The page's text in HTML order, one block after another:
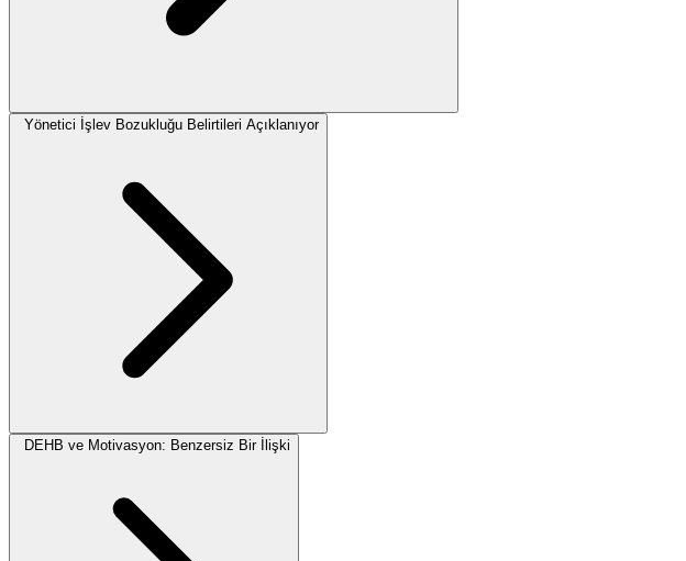
Yönetici İşlev Bozukluğu Belirtileri Açıklanıyor
DEHB ve Motivasyon: Benzersiz Bir İlişki